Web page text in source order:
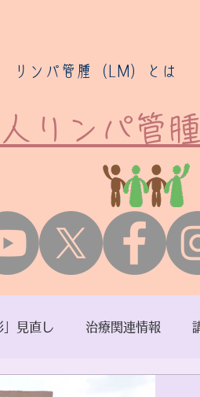
リンパ管腫（LM）とは
人リンパ管
」見直し 治療関連情報
動